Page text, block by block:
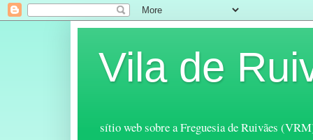
Vila de
sítio web sobre a Freguesia de Ruivães